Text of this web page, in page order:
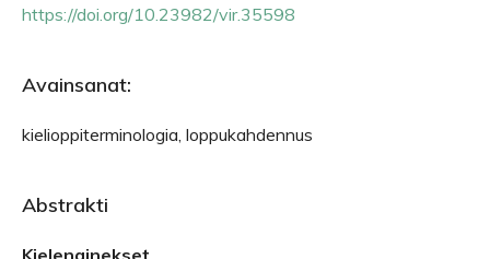
https://doi.org/10.23982/vir.35598
Avainsanat:
kielioppiterminologia, loppukahdennus
Abstrakti
Kielenainekset